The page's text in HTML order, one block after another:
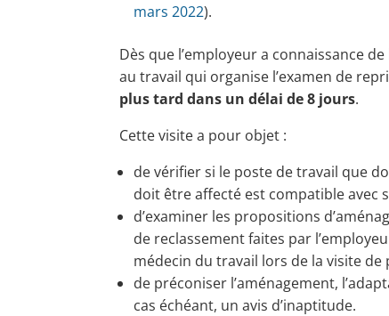
mars 2022).
Dès que l’employeur a connaissance
au travail qui organise l’examen de
plus tard dans un délai de 8 jours.
Cette visite a pour objet :
de vérifier si le poste de travail que
doit être affecté est compatible avec
d’examiner les propositions
de reclassement faites par
médecin du travail lors de la visite de
de préconiser l’aménagement,
cas échéant, un avis d’inaptitude.